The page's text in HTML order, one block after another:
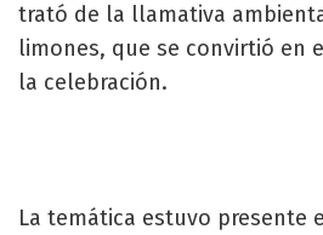
trató de la llamativa
limones, que se convirtió en
la celebración.
La temática estuvo presente